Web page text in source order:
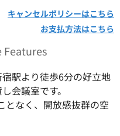
キャンセルポリシーはこちら
お支払方法はこちら
Features
駅より徒歩6分の好立地
会議室です。
となく、開放感抜群の空